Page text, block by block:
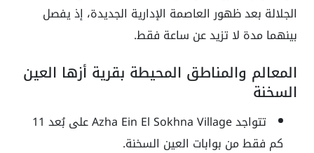
الجلالة بعد ظهور العاصمة الإدارية الجديدة، إذ يفصل
بينهما مدة لا تزيد عن ساعة فقط.
المعالم والمناطق المحيطة بقرية أزها العين
السخنة
تتواجد Azha Ein El Sokhna Village على بُعد 11
كم فقط من بوابات العين السخنة.